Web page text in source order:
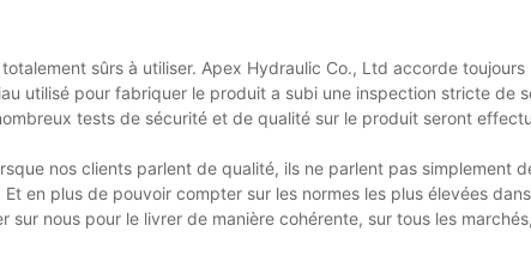
sûrs à utiliser. Apex Hydraulic Co., Ltd accorde toujours
utilisé pour fabriquer le produit a subi une inspection stricte de
tests de sécurité et de qualité sur le produit seront
nos clients parlent de qualité, ils ne parlent pas simplement
en plus de pouvoir compter sur les normes les plus élevées
nous pour le livrer de manière cohérente, sur tous les